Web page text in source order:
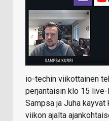
io-techin viikottainen
perjantaisin klo 15
Sampsa ja Juha
viikon ajalta